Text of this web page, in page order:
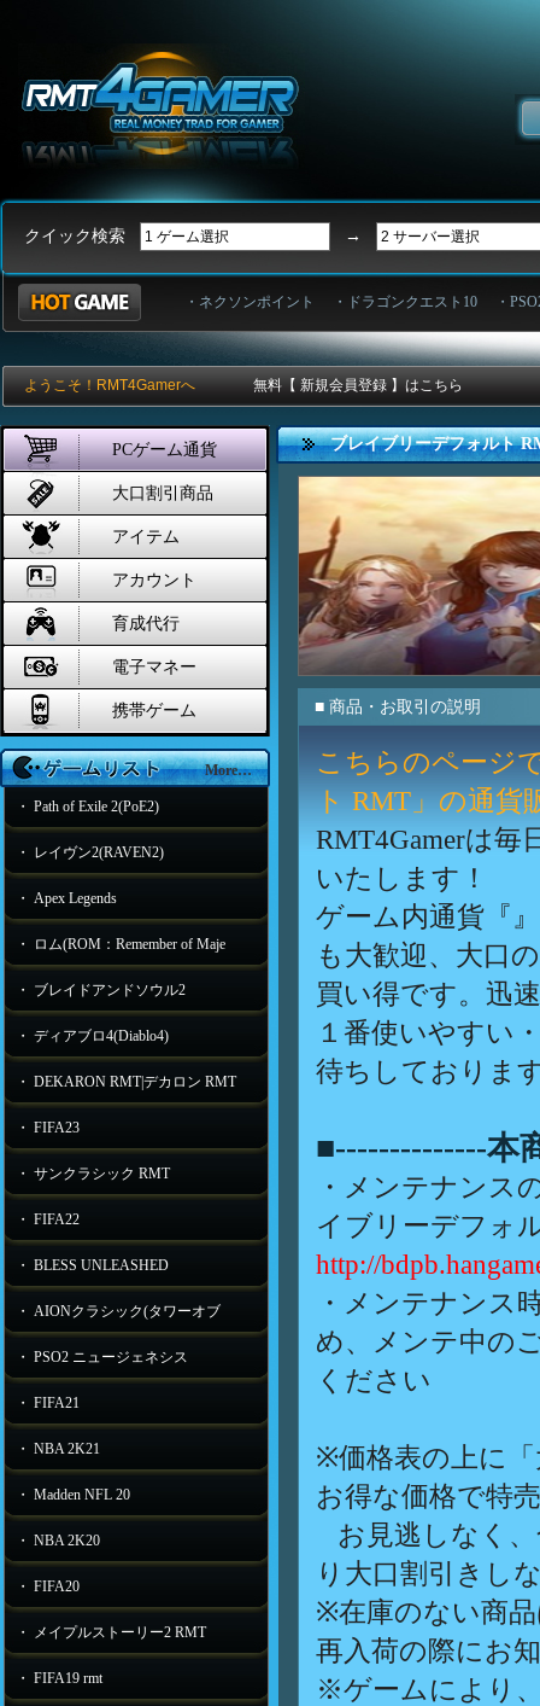
クイック検索 →
・ネクソンポイント ・ドラゴンクエスト10 ・
ようこそ！RMT4Gamerへ 無料【 新規会員登録 】はこちら
PCゲーム通貨
大口割引商品
アイテム
アカウント
育成代行
電子マネー
携帯ゲーム
More…
・ Path of Exile 2(PoE2)
・ レイヴン2(RAVEN2)
・ Apex Legends
・ ロム(ROM：Remember of Maje
・ ブレイドアンドソウル2
・ ディアブロ4(Diablo4)
・ DEKARON RMT|デカロン RMT
・ FIFA23
・ サンクラシック RMT
・ FIFA22
・ BLESS UNLEASHED
・ AIONクラシック(タワーオブ
・ PSO2 ニュージェネシス
・ FIFA21
・ NBA 2K21
・ Madden NFL 20
・ NBA 2K20
・ FIFA20
・ メイプルストーリー2 RMT
・ FIFA19 rmt
ブレイブリーデフォルト
■ 商品・お取引の説明
こちらのページ
ト RMT」の通
RMT4Gamerは
いたします！
ゲーム内通貨『
も大歓迎、大口
買い得です。迅
１番使いやすい
待ちしておりま
■--------------本
・メンテナンス
イブリーデフォ
http://
・メンテナンス
め、メンテ中の
ください
※価格表の上に
お得な価格で特
お見逃しなく
り大口割引きし
※在庫のない商
再入荷の際にお
※ゲームにより